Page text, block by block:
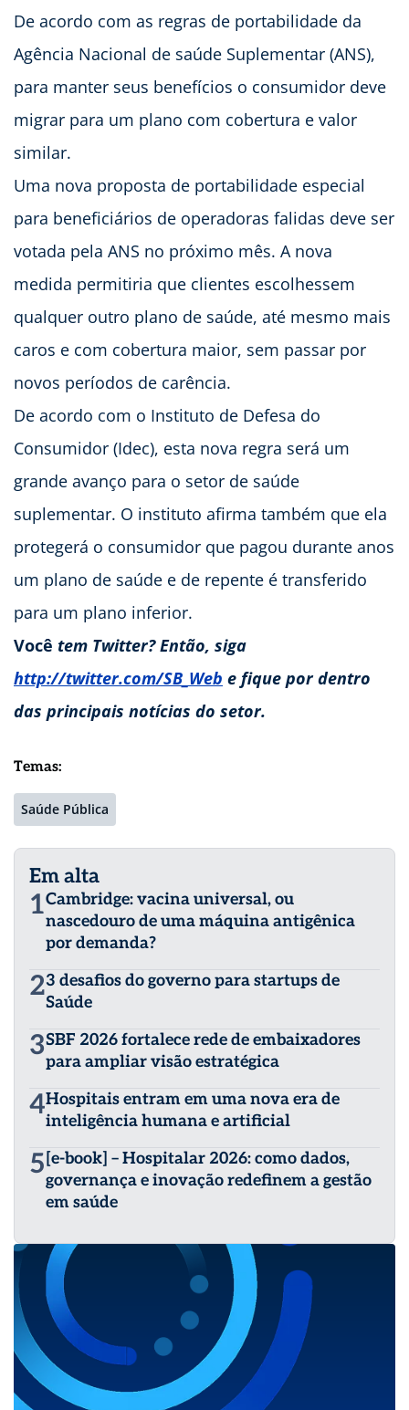
De acordo com as regras de portabilidade da
Agência Nacional de saúde Suplementar (ANS),
para manter seus benefícios o consumidor deve
migrar para um plano com cobertura e valor
similar.
Uma nova proposta de portabilidade especial
para beneficiários de operadoras falidas deve ser
votada pela ANS no próximo mês. A nova
medida permitiria que clientes escolhessem
qualquer outro plano de saúde, até mesmo mais
caros e com cobertura maior, sem passar por
novos períodos de carência.
De acordo com o Instituto de Defesa do
Consumidor (Idec), esta nova regra será um
grande avanço para o setor de saúde
suplementar. O instituto afirma também que ela
protegerá o consumidor que pagou durante anos
um plano de saúde e de repente é transferido
para um plano inferior.
Você tem Twitter? Então, siga
http://twitter.com/SB_Web e fique por dentro
das principais notícias do setor.
Temas:
Saúde Pública
Em alta
1Cambridge: vacina universal, ou
nascedouro de uma máquina antigênica
por demanda?
23 desafios do governo para startups de
Saúde
3SBF 2026 fortalece rede de embaixadores
para ampliar visão estratégica
4Hospitais entram em uma nova era de
inteligência humana e artificial
5 [e-book] – Hospitalar 2026: como dados,
governança e inovação redefinem a gestão
em saúde